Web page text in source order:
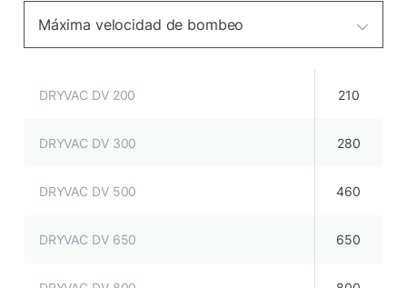
Máxima velocidad de bombeo
DRYVAC DV 200 210
DRYVAC DV 300 280
DRYVAC DV 500 460
DRYVAC DV 650 650